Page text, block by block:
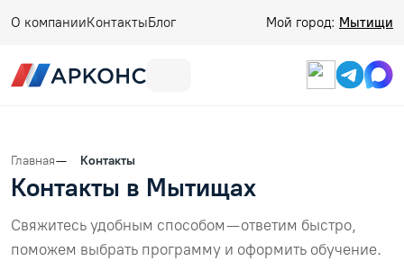
О компанииКонтактыБлог Мой город: Мытищи
Главная Контакты
Контакты в Мытищах
Свяжитесь удобным способом — ответим быстро,
поможем выбрать программу и оформить обучение.